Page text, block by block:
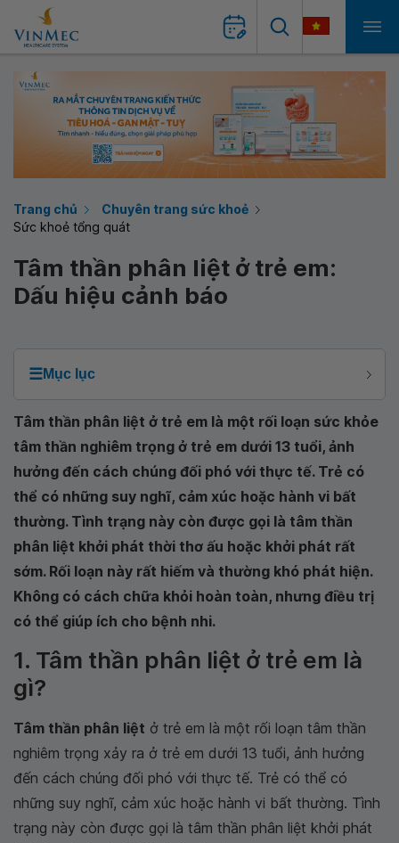
Trang chủ
Chuyên trang sức khoẻ
Sức khoẻ tổng quát
Tâm thần phân liệt ở trẻ em:
Dấu hiệu cảnh báo
☰Mục lục
Tâm thần phân liệt ở trẻ em là một rối loạn sức khỏe
tâm thần nghiêm trọng ở trẻ em dưới 13 tuổi, ảnh
hưởng đến cách chúng đối phó với thực tế. Trẻ có
thể có những suy nghĩ, cảm xúc hoặc hành vi bất
thường. Tình trạng này còn được gọi là tâm thần
phân liệt khởi phát thời thơ ấu hoặc khởi phát rất
sớm. Rối loạn này rất hiếm và thường khó phát hiện.
Không có cách chữa khỏi hoàn toàn, nhưng điều trị
có thể giúp ích cho bệnh nhi.
1. Tâm thần phân liệt ở trẻ em là
gì?
Tâm thần phân liệt ở trẻ em là một rối loạn tâm thần
nghiêm trọng xảy ra ở trẻ em dưới 13 tuổi, ảnh hưởng
đến cách chúng đối phó với thực tế. Trẻ có thể có
những suy nghĩ, cảm xúc hoặc hành vi bất thường. Tình
trạng này còn được gọi là tâm thần phân liệt khởi phát